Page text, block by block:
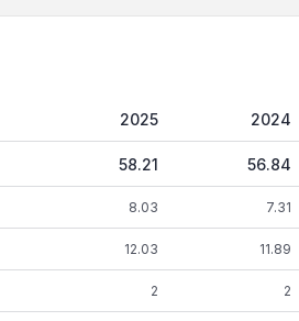
2025 2024
58.21 56.84
8.03 7.31
12.03 11.89
2 2